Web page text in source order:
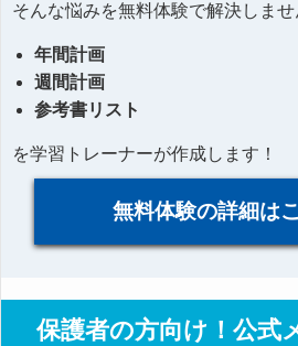
そんな悩みを無料体験で解決しませ
年間計画
週間計画
参考書リスト
を学習トレーナーが作成します！
無料体験の詳細は
保護者の方向け！公式